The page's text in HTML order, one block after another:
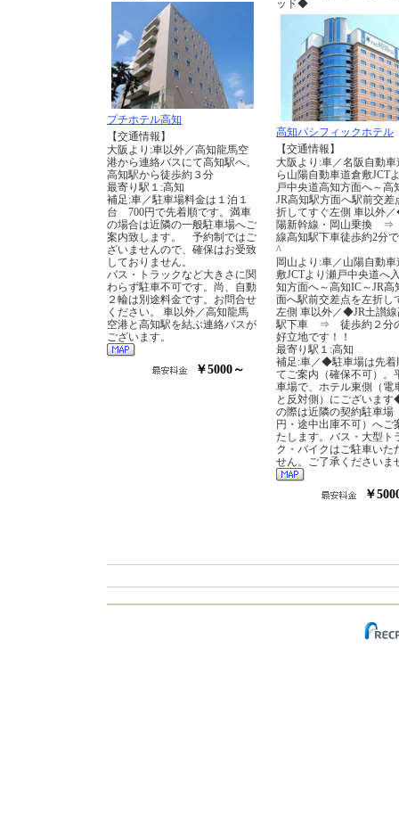
プチホテル高知
【交通情報】
大阪より:車以外／高知龍馬空
港から連絡バスにて高知駅へ。
高知駅から徒歩約３分
最寄り駅１:高知
補足:車／駐車場料金は１泊１
台 700円で先着順です。満車
の場合は近隣の一般駐車場へご
案内致します。 予約制ではご
ざいませんので、確保はお受致
しておりません。
バス・トラックなど大きさに関
わらず駐車不可です。尚、自動
２輪は別途料金です。お問合せ
ください。 車以外／高知龍馬
空港と高知駅を結ぶ連絡バスが
ございます。
￥5000～
ッド◆
高知パシフィックホテル
【交通情報】
大阪より:車／名阪自動車
ら山陽自動車道倉敷JCT
戸中央道高知方面へ～高
JR高知駅方面へ駅前交差
折してすぐ左側 車以外
陽新幹線・岡山乗換
線高知駅下車徒歩約2分
^
岡山より:車／山陽自動車
敷JCTより瀬戸中央道へ
知方面へ～高知IC～JR高
面へ駅前交差点を左折し
左側 車以外／◆JR土讃線
駅下車 ⇒ 徒歩約２分
好立地です！！
最寄り駅１:高知
補足:車／◆駐車場は先着
てご案内（確保不可）。
車場で、ホテル東側（電
と反対側）にございま
の際は近隣の契約駐車場
円・途中出庫不可）へご
たします。バス・大型ト
ク・バイクはご駐車いた
せん。ご了承くださいま
￥